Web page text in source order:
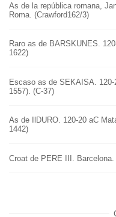
As de la república romana,
Roma. (Crawford162/3)
Raro as de BARSKUNES.
1622)
Escaso as de SEKAISA.
1557). (C-37)
As de IlDURO. 120-20 aC
1442)
Croat de PERE III.